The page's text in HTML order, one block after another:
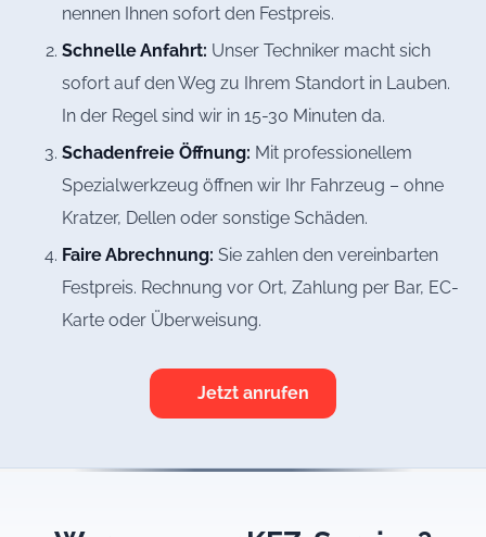
nennen Ihnen sofort den Festpreis.
Schnelle Anfahrt: Unser Techniker macht sich
sofort auf den Weg zu Ihrem Standort in Lauben.
In der Regel sind wir in 15-30 Minuten da.
Schadenfreie Öffnung: Mit professionellem
Spezialwerkzeug öffnen wir Ihr Fahrzeug – ohne
Kratzer, Dellen oder sonstige Schäden.
Faire Abrechnung: Sie zahlen den vereinbarten
Festpreis. Rechnung vor Ort, Zahlung per Bar, EC-
Karte oder Überweisung.
Jetzt anrufen